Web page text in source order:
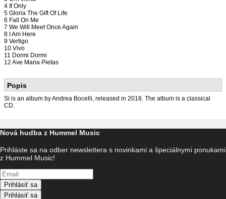
4 If Only
5 Gloria The Gift Of Life
6 Fall On Me
7 We Will Meet Once Again
8 I Am Here
9 Vertigo
10 Vivo
11 Dormi Dormi
12 Ave Maria Pietas
Popis
Si is an album by Andrea Bocelli, released in 2018. The album is a classical
CD.
Nová hudba z Hummel Music
Prihláste sa na odber newslettera s novinkami a špeciálnymi ponukami
z Hummel Music!
Prihlásiť sa
Prihlásiť sa